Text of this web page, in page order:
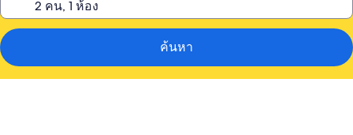
ค้นหา